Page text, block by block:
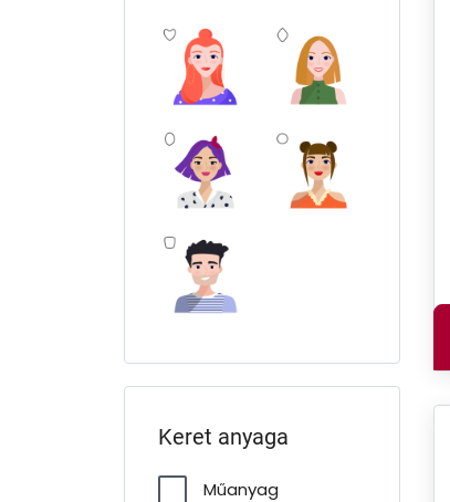
Keret anyaga
Műanyag